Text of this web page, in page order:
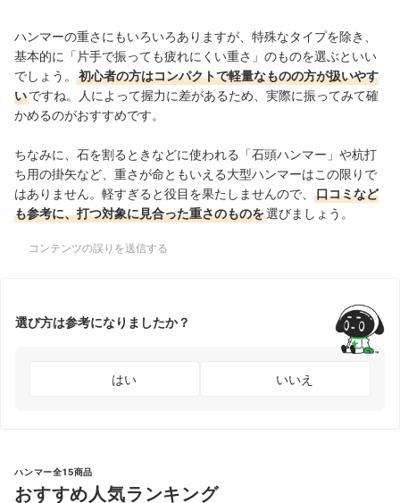
ハンマーの重さにもいろいろありますが、特殊なタイプを除き、
基本的に「片手で振っても疲れにくい重さ」のものを選ぶといい
でしょう。
初心者の方はコンパクトで軽量なものの方が扱いやす
いですね。人によって握力に差があるため、実際に振ってみて確
かめるのがおすすめです。
ちなみに、石を割るときなどに使われる「石頭ハンマー」や杭打
ち用の掛矢など、重さが命ともいえる大型ハンマーはこの限りで
はありません。軽すぎると役目を果たしませんので、
口コミなど
も参考に、打つ対象に見合った重さのものを選びましょう。
コンテンツの誤りを送信する
選び方は参考になりましたか？
はい いいえ
ハンマー全15商品
おすすめ人気ランキング